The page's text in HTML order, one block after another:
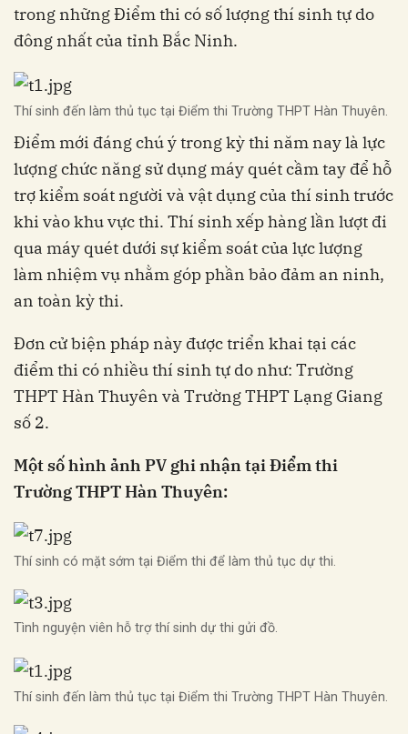
trong những Điểm thi có số lượng thí sinh tự do
đông nhất của tỉnh Bắc Ninh.
Thí sinh đến làm thủ tục tại Điểm thi Trường THPT Hàn Thuyên.
Điểm mới đáng chú ý trong kỳ thi năm nay là lực
lượng chức năng sử dụng máy quét cầm tay để hỗ
trợ kiểm soát người và vật dụng của thí sinh trước
khi vào khu vực thi. Thí sinh xếp hàng lần lượt đi
qua máy quét dưới sự kiểm soát của lực lượng
làm nhiệm vụ nhằm góp phần bảo đảm an ninh,
an toàn kỳ thi.
Đơn cử biện pháp này được triển khai tại các
điểm thi có nhiều thí sinh tự do như: Trường
THPT Hàn Thuyên và Trường THPT Lạng Giang
số 2.
Một số hình ảnh PV ghi nhận tại Điểm thi
Trường THPT Hàn Thuyên:
Thí sinh có mặt sớm tại Điểm thi để làm thủ tục dự thi.
Tình nguyện viên hỗ trợ thí sinh dự thi gửi đồ.
Thí sinh đến làm thủ tục tại Điểm thi Trường THPT Hàn Thuyên.